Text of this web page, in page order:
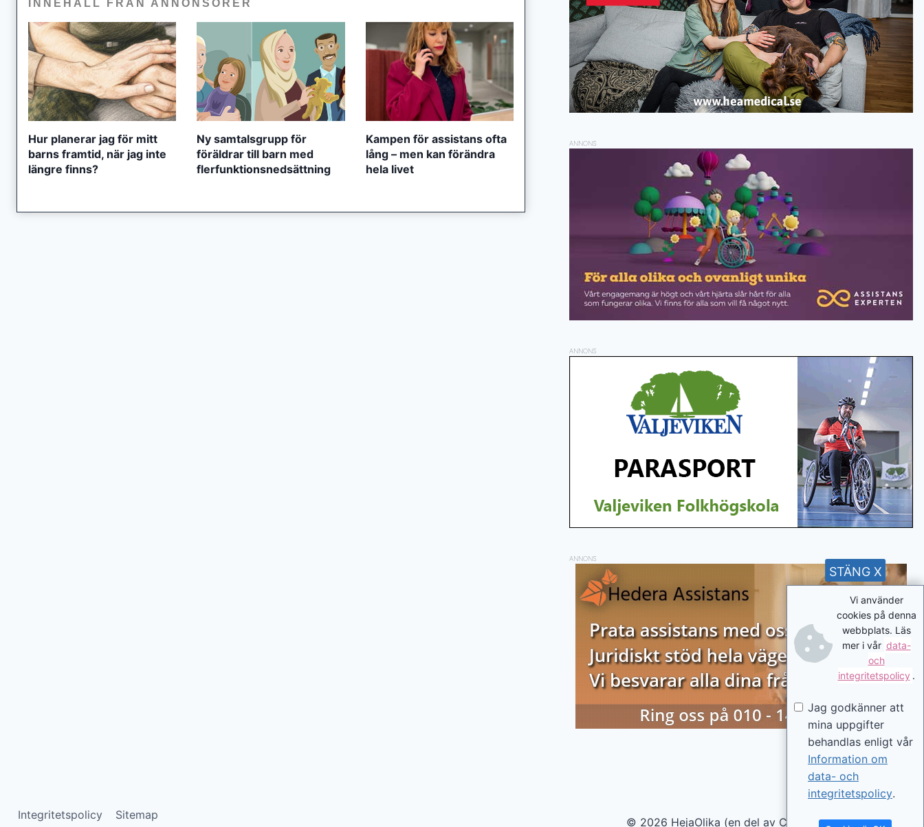
INNEHÅLL FRÅN ANNONSÖRER
Hur planerar jag för mitt
barns framtid, när jag inte
längre finns?
Ny samtalsgrupp för
föräldrar till barn med
flerfunktionsnedsättning
Kampen för assistans ofta
lång – men kan förändra
hela livet
ANNONS
ANNONS
ANNONS
Integritetspolicy Sitemap
© 2026 HejaOlika (en del av Contentverkstan.se)
Vi använder
cookies på denna
webbplats. Läs
mer i vår data-
och
integritetspolicy .
Jag godkänner att
mina uppgifter
behandlas enligt vår
Information om
data- och
integritetspolicy.
STÄNG X